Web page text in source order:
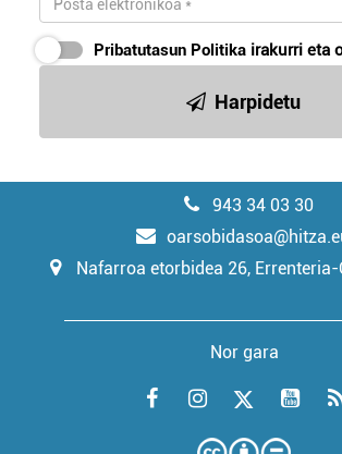
Pribatutasun Politika irakurri eta
Harpidetu
943 34 03 30
Nafarroa etorbidea 26,
Nor gara